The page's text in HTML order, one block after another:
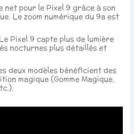
net pour le Pixel 9 grâce à son
Le zoom numérique du 9a est
Le Pixel 9 capte plus de lumière
nocturnes plus détaillés et
deux modèles bénéficient des
magique (Gomme Magique,